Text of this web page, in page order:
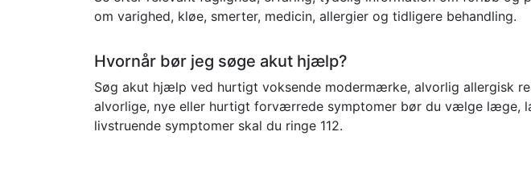
om varighed, kløe, smerter, medicin, allergier og tidligere behandling.
Hvornår bør jeg søge akut hjælp?
Søg akut hjælp ved hurtigt voksende modermærke, alvorlig allergisk
alvorlige, nye eller hurtigt forværrede symptomer bør du vælge læge,
livstruende symptomer skal du ringe 112.